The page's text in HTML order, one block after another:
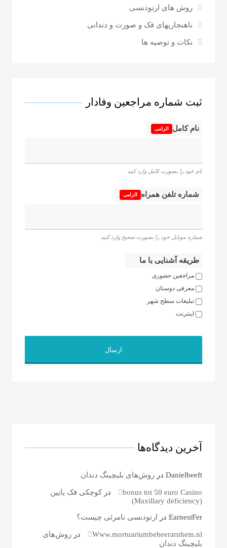
روش های ارتودنسی
ناهنجاریهای فک و صورت و دندانی
نکات و توصیه ها
ثبت شماره مراجعین وفادار
نام کامل الزامی
نام خود را بصورت کامل وارد کنید
شماره تلفن همراه الزامی
شماره موبایل خود را بصورت صحیح وارد کنید
طریقه آشنایی با ما
مراجعین حضوری
معرفی دوستان
تبلیغات سطح شهر
اینترنت
ارسال
آخرین دیدگاه‌ها
Danielbeeftدر روش‌های بلیچینگ دندان
bonus tot 50 euro Casino در کوچکی فک پایین
(Maxillary deficiency)
EarnestFerدر ارتودنسی نامرئی چیست؟
Www.mortuariumbeheerarnhem.nl در روش‌های
بلیچینگ دندان